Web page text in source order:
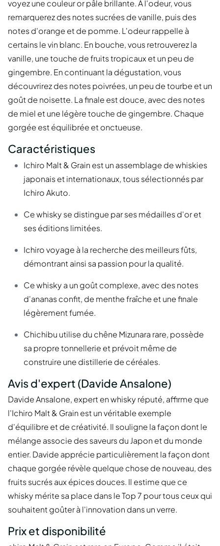
voyez une couleur or pâle brillante. À l'odeur, vous
remarquerez des notes sucrées de vanille, puis des
notes d'orange et de pomme. L'odeur rappelle à
certains le vin blanc. En bouche, vous retrouverez la
vanille, une touche de fruits tropicaux et un peu de
gingembre. En continuant la dégustation, vous
découvrirez des notes poivrées, un peu de tourbe et un
goût de noisette. La finale est douce, avec des notes
de miel et une légère touche de gingembre. Chaque
gorgée est équilibrée et onctueuse.
Caractéristiques
Ichiro Malt & Grain est un assemblage de whiskies
japonais et internationaux, tous sélectionnés par
Ichiro Akuto.
Ce whisky se distingue par ses médailles d'or et
ses éditions limitées.
Ichiro voyage à la recherche des meilleurs fûts,
démontrant ainsi sa passion pour la qualité.
Ce whisky a un goût complexe, avec des notes
d'ananas confit, de menthe fraîche et une finale
légèrement fumée.
Chichibu utilise du chêne Mizunara rare, possède
sa propre tonnellerie et prévoit même de
construire une distillerie de céréales.
Avis d'expert (Davide Ansalone)
Davide Ansalone, expert en whisky réputé, affirme que
l'Ichiro Malt & Grain est un véritable exemple
d'équilibre et de créativité. Il souligne la façon dont le
mélange associe des saveurs du Japon et du monde
entier. Davide apprécie particulièrement la façon dont
chaque gorgée révèle quelque chose de nouveau, des
fruits sucrés aux épices douces. Il estime que ce
whisky mérite sa place dans le Top 7 pour tous ceux qui
souhaitent goûter à l'innovation dans un verre.
Prix et disponibilité